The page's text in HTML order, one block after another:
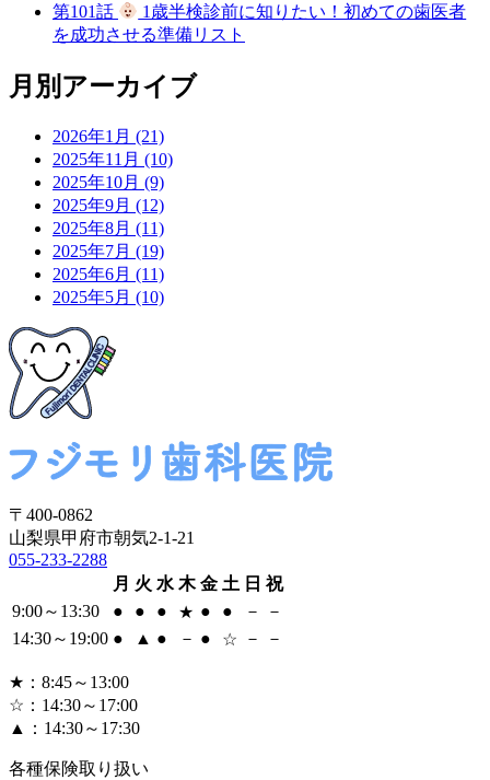
第101話
1歳半検診前に知りたい！初めての歯医者
を成功させる準備リスト
月別アーカイブ
2026年1月 (21)
2025年11月 (10)
2025年10月 (9)
2025年9月 (12)
2025年8月 (11)
2025年7月 (19)
2025年6月 (11)
2025年5月 (10)
〒400-0862
山梨県甲府市朝気2-1-21
055-233-2288
月 火 水 木 金 土 日 祝
9:00～13:30
● ● ● ★ ● ● －
－
14:30～19:00 ● ▲ ● － ● ☆ － －
★ ：8:45～13:00
☆ ：14:30～17:00
▲
：14:30～17:30
各種保険取り扱い